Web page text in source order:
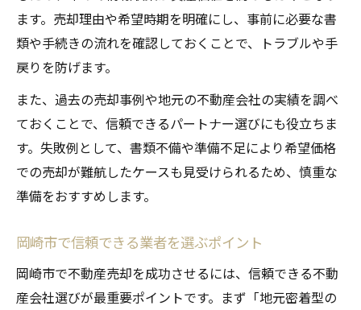
ます。売却理由や希望時期を明確にし、事前に必要な書
類や手続きの流れを確認しておくことで、トラブルや手
戻りを防げます。
また、過去の売却事例や地元の不動産会社の実績を調べ
ておくことで、信頼できるパートナー選びにも役立ちま
す。失敗例として、書類不備や準備不足により希望価格
での売却が難航したケースも見受けられるため、慎重な
準備をおすすめします。
岡崎市で信頼できる業者を選ぶポイント
岡崎市で不動産売却を成功させるには、信頼できる不動
産会社選びが最重要ポイントです。まず「地元密着型の